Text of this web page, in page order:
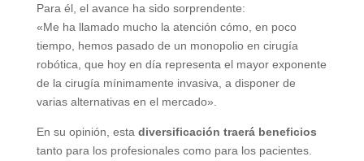
Para él, el avance ha sido sorprendente:
«Me ha llamado mucho la atención cómo, en poco
tiempo, hemos pasado de un monopolio en cirugía
robótica, que hoy en día representa el mayor exponente
de la cirugía mínimamente invasiva, a disponer de
varias alternativas en el mercado».
En su opinión, esta diversificación traerá beneficios
tanto para los profesionales como para los pacientes.